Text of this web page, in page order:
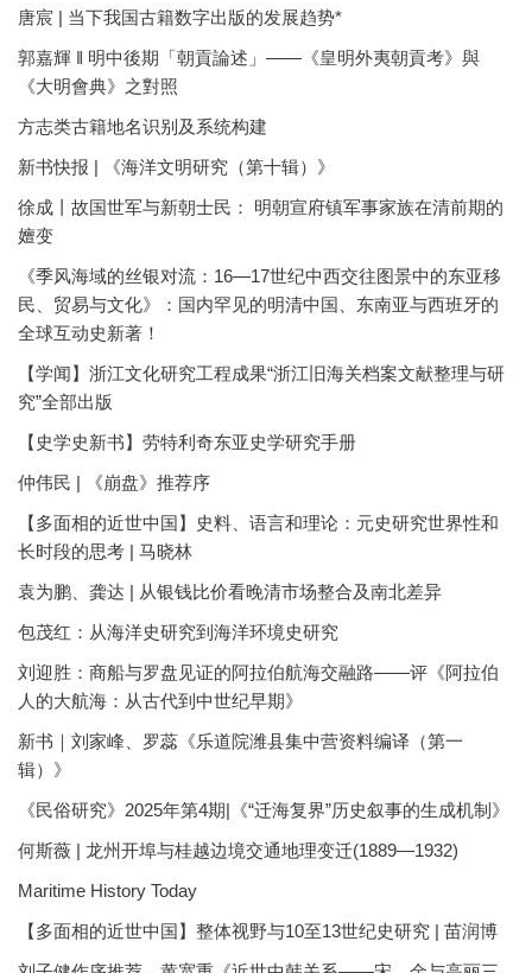
唐宸 | 当下我国古籍数字出版的发展趋势*
郭嘉輝 ‖ 明中後期「朝貢論述」——《皇明外夷朝貢考》與
《大明會典》之對照
方志类古籍地名识别及系统构建
新书快报 | 《海洋文明研究（第十辑）》
徐成丨故国世军与新朝士民： 明朝宣府镇军事家族在清前期的
嬗变
《季风海域的丝银对流：16—17世纪中西交往图景中的东亚移
民、贸易与文化》：国内罕见的明清中国、东南亚与西班牙的
全球互动史新著！
【学闻】浙江文化研究工程成果“浙江旧海关档案文献整理与研
究”全部出版
【史学史新书】劳特利奇东亚史学研究手册
仲伟民 | 《崩盘》推荐序
【多面相的近世中国】史料、语言和理论：元史研究世界性和
长时段的思考 | 马晓林
袁为鹏、龚达 | 从银钱比价看晚清市场整合及南北差异
包茂红：从海洋史研究到海洋环境史研究
刘迎胜：商船与罗盘见证的阿拉伯航海交融路——评《阿拉伯
人的大航海：从古代到中世纪早期》
新书｜刘家峰、罗蕊《乐道院潍县集中营资料编译（第一
辑）》
《民俗研究》2025年第4期|《“迁海复界”历史叙事的生成机制》
何斯薇 | 龙州开埠与桂越边境交通地理变迁(1889—1932)
Maritime History Today
【多面相的近世中国】整体视野与10至13世纪史研究 | 苗润博